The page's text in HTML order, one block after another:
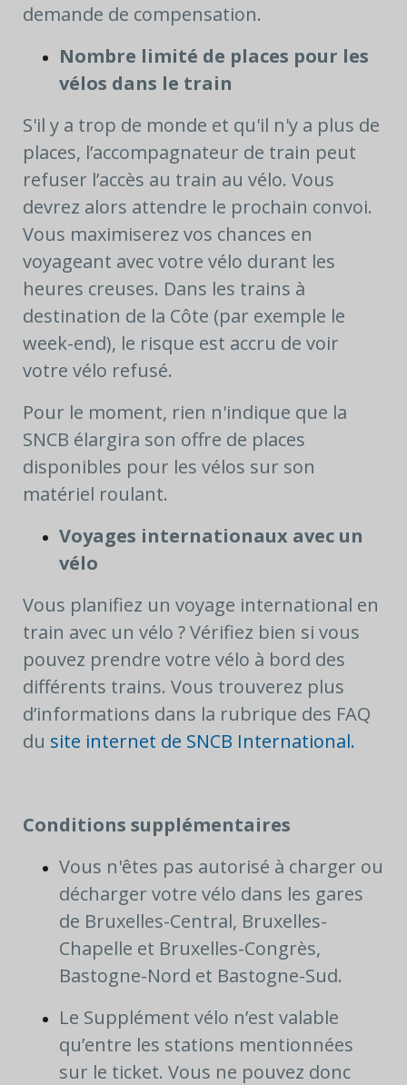
demande de compensation.
Nombre limité de places pour les
vélos dans le train
S'il y a trop de monde et qu'il n'y a plus de
places, l’accompagnateur de train peut
refuser l’accès au train au vélo. Vous
devrez alors attendre le prochain convoi.
Vous maximiserez vos chances en
voyageant avec votre vélo durant les
heures creuses. Dans les trains à
destination de la Côte (par exemple le
week-end), le risque est accru de voir
votre vélo refusé.
Pour le moment, rien n'indique que la
SNCB élargira son offre de places
disponibles pour les vélos sur son
matériel roulant.
Voyages internationaux avec un
vélo
Vous planifiez un voyage international en
train avec un vélo ? Vérifiez bien si vous
pouvez prendre votre vélo à bord des
différents trains. Vous trouverez plus
d’informations dans la rubrique des FAQ
du site internet de SNCB International.
Conditions supplémentaires
Vous n'êtes pas autorisé à charger ou
décharger votre vélo dans les gares
de Bruxelles-Central, Bruxelles-
Chapelle et Bruxelles-Congrès,
Bastogne-Nord et Bastogne-Sud.
Le Supplément vélo n’est valable
qu’entre les stations mentionnées
sur le ticket. Vous ne pouvez donc